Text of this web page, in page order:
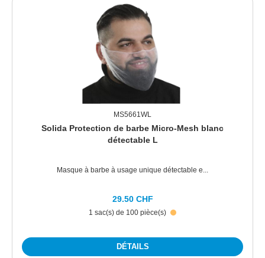
MS5661WL
Solida Protection de barbe Micro-Mesh blanc
détectable L
Masque à barbe à usage unique détectable e...
1 sac(s) de 100 pièce(s)
29.50 CHF
DÉTAILS